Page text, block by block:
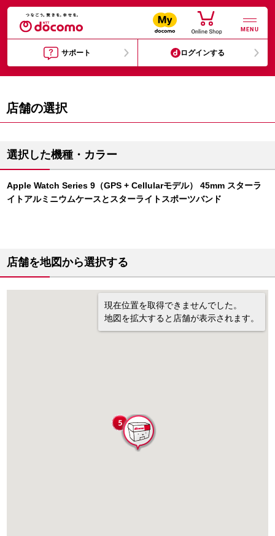
MENU
サポート ログインする
店舗の選択
選択した機種・カラー
Apple Watch Series 9（GPS + Cellularモデル） 45mm スターラ
イトアルミニウムケースとスターライトスポーツバンド
店舗を地図から選択する
現在位置を取得できませんでした。
地図を拡大すると店舗が表示されます。